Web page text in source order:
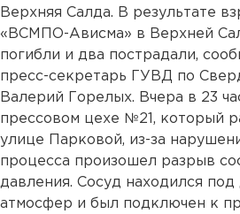
Верхняя Салда. В результате
«ВСМПО-Ависма» в Верхней
погибли и два пострадали,
пресс-секретарь ГУВД по
Валерий Горелых. Вчера в 23
прессовом цехе №21, который
улице Парковой, из-за
процесса произошел разрыв
давления. Сосуд находился
атмосфер и был подключен к